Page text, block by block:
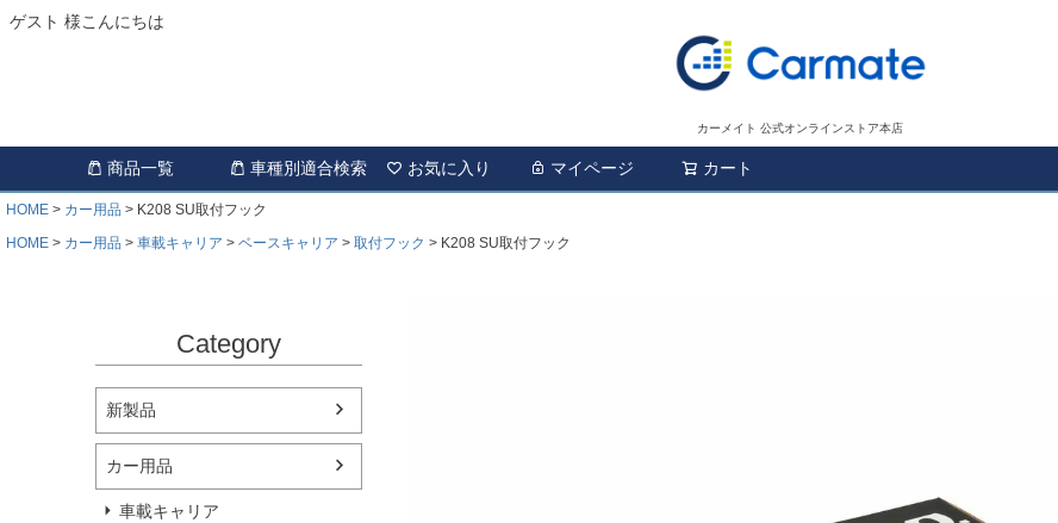
ゲスト 様こんにちは
カーメイト 公式オンラインストア本店
商品一覧 車種別適合検索 お気に入り マイページ カート
HOME カー用品
K208 SU取付フック
HOME
カー用品 車載キャリア ベースキャリア 取付フック K208 SU取付フック
Category
新製品
カー用品
車載キャリア